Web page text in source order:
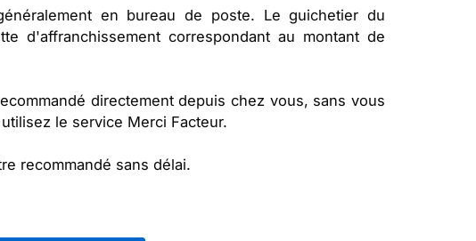
en bureau de poste. Le guichetier du
d'affranchissement correspondant au montant de
directement depuis chez vous, sans vous
le service Merci Facteur.
recommandé sans délai.